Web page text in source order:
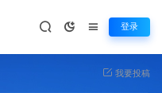
登录
我要投稿